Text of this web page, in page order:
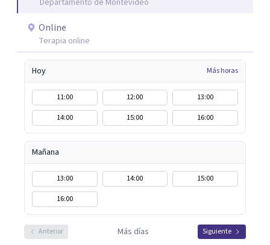
Departamento de Montevideo
Online
Terapia online
Hoy Más horas
11:00 12:00
13:00
14:00
15:00 16:00
Mañana
13:00 14:00
15:00
16:00
Anterior Más días Siguiente